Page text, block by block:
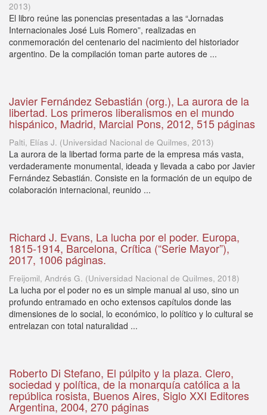
2013)
El libro reúne las ponencias presentadas a las “Jornadas
Internacionales José Luis Romero”, realizadas en
conmemoración del centenario del nacimiento del historiador
argentino. De la compilación toman parte autores de ...
Javier Fernández Sebastián (org.), La aurora de la
libertad. Los primeros liberalismos en el mundo
hispánico, Madrid, Marcial Pons, 2012, 515 páginas
Palti, Elías J. (Universidad Nacional de Quilmes, 2013)
La aurora de la libertad forma parte de la empresa más vasta,
verdaderamente monumental, ideada y llevada a cabo por Javier
Fernández Sebastián. Consiste en la formación de un equipo de
colaboración internacional, reunido ...
Richard J. Evans, La lucha por el poder. Europa,
1815-1914, Barcelona, Crítica (“Serie Mayor”),
2017, 1006 páginas.
Freijomil, Andrés G. (Universidad Nacional de Quilmes, 2018)
La lucha por el poder no es un simple manual al uso, sino un
profundo entramado en ocho extensos capítulos donde las
dimensiones de lo social, lo económico, lo político y lo cultural se
entrelazan con total naturalidad ...
Roberto Di Stefano, El púlpito y la plaza. Clero,
sociedad y política, de la monarquía católica a la
república rosista, Buenos Aires, Siglo XXI Editores
Argentina, 2004, 270 páginas